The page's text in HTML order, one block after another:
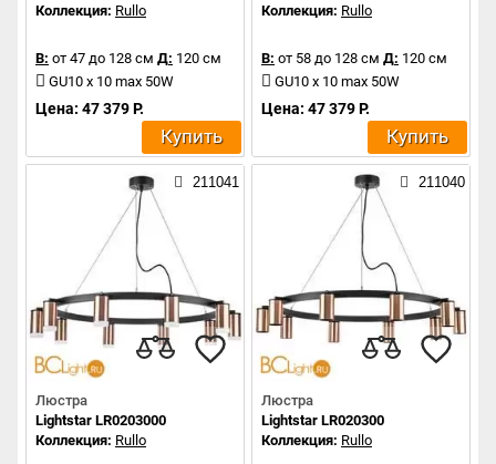
Коллекция: Rullo
В: от 47 до 128 см Д: 120 см
GU10 x 10 max 50W
Цена: 47 379 Р.
Купить
Коллекция: Rullo
В: от 58 до 128 см Д: 120 см
GU10 x 10 max 50W
Цена: 47 379 Р.
Купить
211041
Люстра
Lightstar LR0203000
Коллекция: Rullo
211040
Люстра
Lightstar LR020300
Коллекция: Rullo